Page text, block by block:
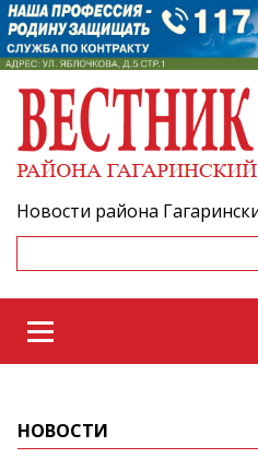
Новости района
НОВОСТИ